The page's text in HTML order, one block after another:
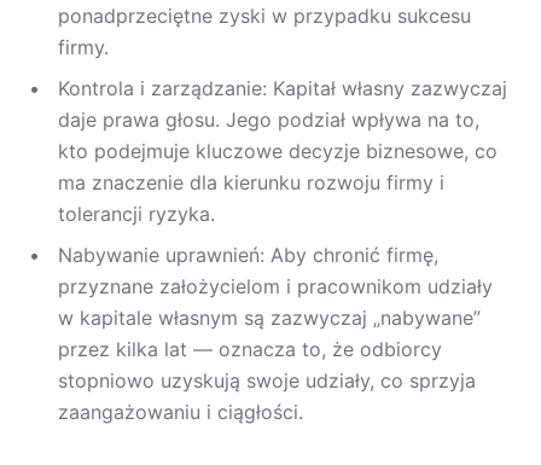
ponadprzeciętne zyski w przypadku sukcesu
firmy.
Kontrola i zarządzanie: Kapitał własny zazwyczaj
daje prawa głosu. Jego podział wpływa na to,
kto podejmuje kluczowe decyzje biznesowe, co
ma znaczenie dla kierunku rozwoju firmy i
tolerancji ryzyka.
Nabywanie uprawnień: Aby chronić firmę,
przyznane założycielom i pracownikom udziały
w kapitale własnym są zazwyczaj „nabywane”
przez kilka lat — oznacza to, że odbiorcy
stopniowo uzyskują swoje udziały, co sprzyja
zaangażowaniu i ciągłości.